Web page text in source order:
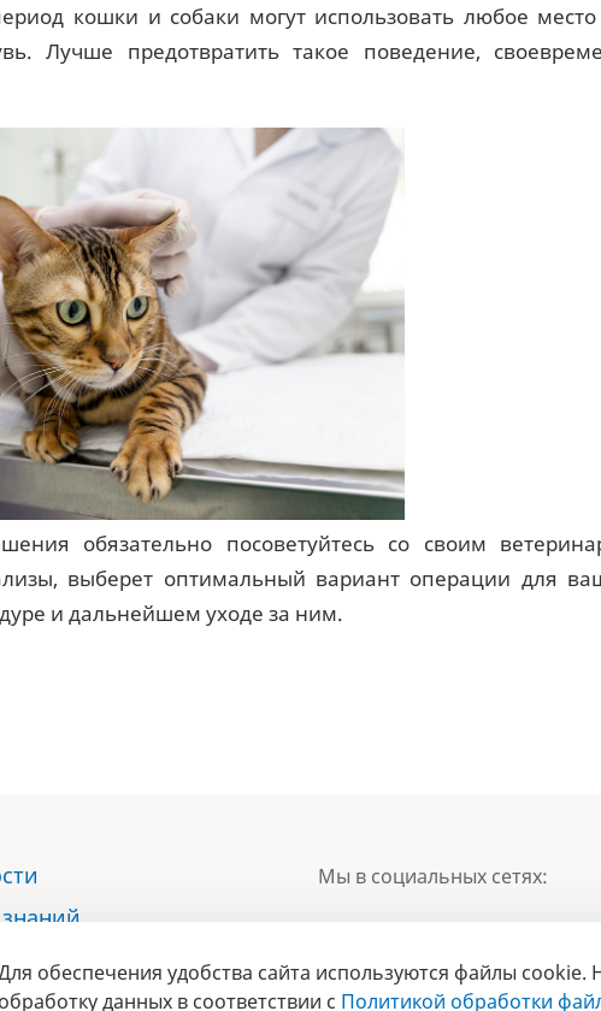
кошки и собаки могут использовать любое
Лучше предотвратить такое поведение,
обязательно посоветуйтесь со своим
выберет оптимальный вариант операции для
и дальнейшем уходе за ним.
Мы в социальных сетях:
БРЕНД
обеспечения удобства сайта используются файлы
обработку данных в соответствии с Политикой обработки